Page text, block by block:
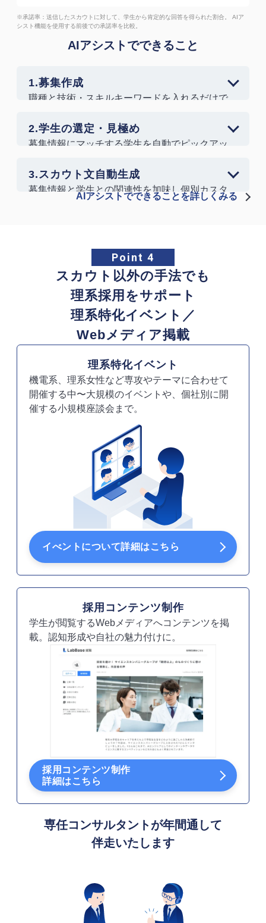
※承諾率：送信したスカウトに対して、学生から肯定的な回答を得られた割合。
AIア
シスト機能を使用する前後での承諾率を比較。
AIアシストでできること
1.募集作成
職種と技術・スキルキーワードを入れるだけで
2.学生の選定・見極め
募集情報にマッチする学生を自動でピックアッ
のかも明確に。
3.スカウト文自動生成
募集情報と学生との関連性を加味し個別カスタ
マイズされたスカウト文面を自動生成。
AIアシストでできることを詳しくみる
Point 4
スカウト以外の手法でも
理系採用をサポート
理系特化イベント／
Webメディア掲載
理系特化イベント
機電系、理系女性など専攻やテーマに合わせて
開催する中〜大規模のイベントや、個社別に開
催する小規模座談会まで。
イべントについて詳細はこちら
採用コンテンツ制作
学生が閲覧するWebメディアへコンテンツを掲
載。認知形成や自社の魅力付けに。
採用コンテンツ制作
詳細はこちら
専任コンサルタントが年間通して
伴走いたします